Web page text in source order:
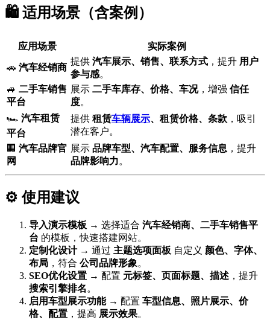
🛍️ 适用场景（含案例）
应用场景 实际案例
🚗 汽车经销商
提供 汽车展示、销售、联系方式 ，提升 用户
参与感。
🚙 二手车销售
平台
展示 二手车库存、价格、车况，增强 信任
度。
🏎️ 汽车租赁
平台
提供 租赁车辆展示、租赁价格、条款 ，吸引
潜在客户。
🏢 汽车品牌官
网
展示 品牌车型、汽车配置、服务信息 ，提升
品牌影响力。
⚙️ 使用建议
导入演示模板 → 选择适合 汽车经销商、二手车销售平
台 的模板，快速搭建网站。
定制化设计→ 通过 主题选项面板 自定义 颜色、字体、
布局 ，符合 公司品牌形象。
SEO优化设置 → 配置 元标签、页面标题、描述 ，提升
搜索引擎排名 。
启用车型展示功能→ 配置 车型信息、照片展示、价
格、配置 ，提高 展示效果。